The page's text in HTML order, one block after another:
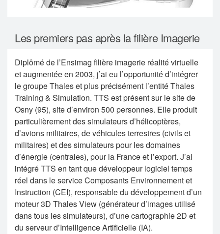
Les premiers pas après la filière Imagerie
Diplômé de l’Ensimag filière imagerie réalité virtuelle
et augmentée en 2003, j’ai eu l’opportunité d’intégrer
le groupe Thales et plus précisément l’entité Thales
Training & Simulation. TTS est présent sur le site de
Osny (95), site d’environ 500 personnes. Elle produit
particulièrement des simulateurs d’hélicoptères,
d’avions militaires, de véhicules terrestres (civils et
militaires) et des simulateurs pour les domaines
d’énergie (centrales), pour la France et l’export. J’ai
intégré TTS en tant que développeur logiciel temps
réel dans le service Composants Environnement et
Instruction (CEI), responsable du développement d’un
moteur 3D Thales View (générateur d’images utilisé
dans tous les simulateurs), d’une cartographie 2D et
du serveur d’Intelligence Artificielle (IA).